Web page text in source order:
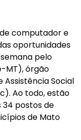
computador e
oportunidades
pelo
MT), órgão
Assistência Social
Ao todo, estão
34 postos de
de Mato